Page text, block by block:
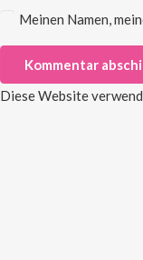
Meinen Namen,
Kommentar
Diese Website